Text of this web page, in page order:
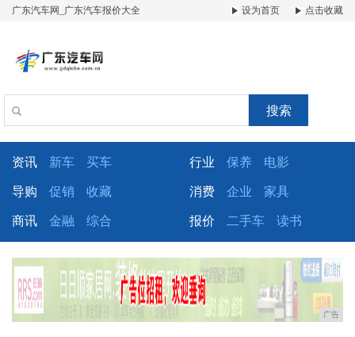
广东汽车网_广东汽车报价大全 设为首页 点击收藏
搜索
资讯 新车 买车 行业 保养 电影
导购 促销 收藏 消费 企业 家具
商讯 金融 综合 报价 二手车 读书
广告